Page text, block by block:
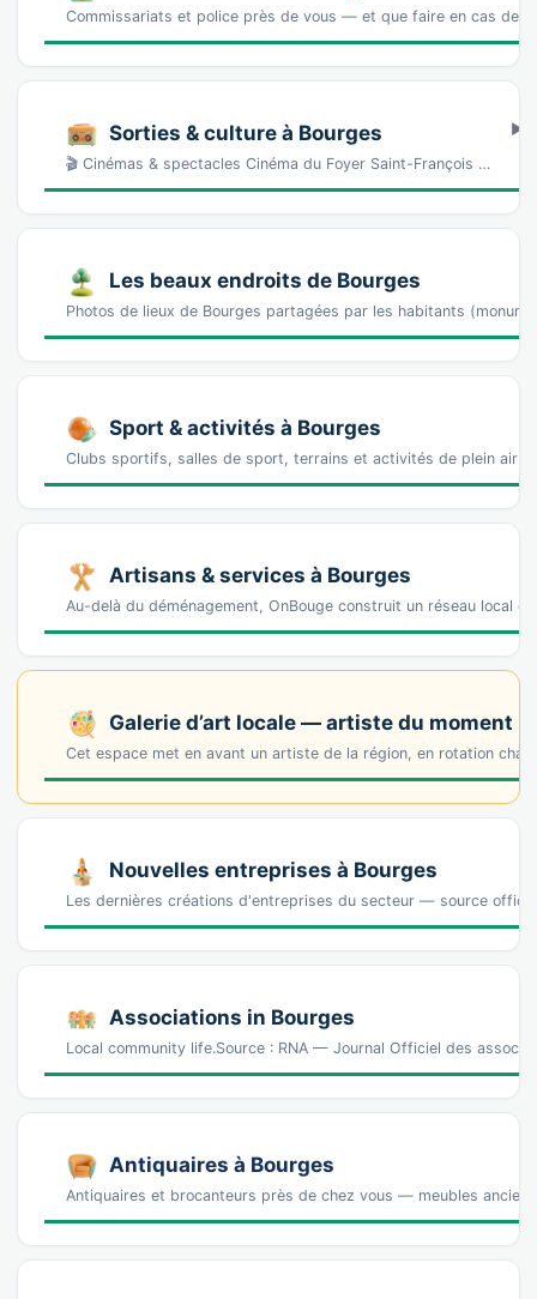
Commissariats et police près de vous — et que faire en cas de
Sorties & culture à Bourges
🎬 Cinémas & spectacles Cinéma du Foyer Saint-François …
Les beaux endroits de Bourges
Photos de lieux de Bourges partagées par les habitants
Sport & activités à Bourges
Clubs sportifs, salles de sport, terrains et activités de plein air à
Artisans & services à Bourges
Au-delà du déménagement, OnBouge construit un réseau local
Galerie d’art locale — artiste du moment
Cet espace met en avant un artiste de la région, en rotation
Nouvelles entreprises à Bourges
Les dernières créations d'entreprises du secteur — source
Associations in Bourges
Local community life.Source : RNA — Journal Officiel des
Antiquaires à Bourges
Antiquaires et brocanteurs près de chez vous — meubles